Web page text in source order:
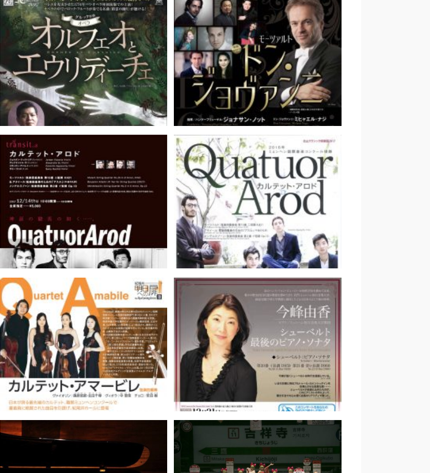
キャロリン・サンプソン ～花に寄せ
て～｜藤堂清
渡辺俊哉個展｜齋藤俊夫
オルフェオとエウリディーチェ（北
とぴあ国際音楽祭2017）｜大河内文
恵
東京交響楽団 モーツァルト：《ド
ン・ジョヴァンニ》｜藤堂清
カルテット・アロド演奏会｜藤原聡 カルテット・アロド ｜小石かつら
紀尾井 明日への扉18―カルテッ
ト・アマービレ｜藤原聡
今峰由香 シューベルト最後のピア
ノ・ソナタ ｜能登原由美